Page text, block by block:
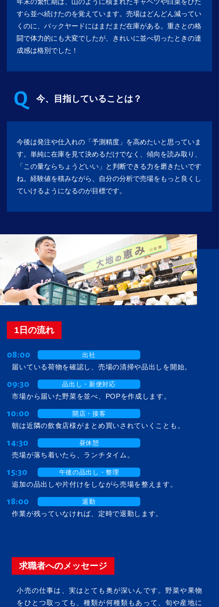
年末の繁忙期は、山のように積まれたキャベツや白菜をひた
すら並べ続けたのを覚えています。売場はどんどん減ってい
くのに、バックヤードにはまだまだ在庫がある。重さとの格
闘で体力的にも大変でしたが、きれいに並べ切ったときの達
成感は格別でした！
今、目指していることは？
今後は発注や仕入れの「予測精度」を高めたいと思っていま
す。単純に在庫を見て決めるだけでなく、傾向を読み取り、
「この量ならちょうどいい」と判断できる力を磨きたいです
ね。経験値を積みながら、自分の分析で売場をもっと良くし
ていけるようになるのが目標です。
1日の流れ
08:00 出社
届いている荷物を確認し、売場の清掃や品出しを開始。
09:30 品出し・新便対応
市場から届いた野菜を並べ、POPを作成します。
10:00 開店・接客
朝は近隣の飲食店様がまとめ買いされていくことも。
14:30 昼休憩
売場が落ち着いたら、ランチタイム。
15:30 午後の品出し・整理
追加の品出しや片付けをしながら売場を整えます。
18:00 退勤
作業が残っていなければ、定時で退勤します。
求職者へのメッセージ
小売の仕事は、実はとても奥が深いんです。野菜や果物
をひとつ取っても、種類が何種類もあって、旬や産地に